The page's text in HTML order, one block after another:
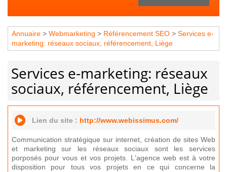
Annuaire > Webmarketing > Référencement SEO > Services e-
marketing: réseaux sociaux, référencement, Liège
Services e-marketing: réseaux
sociaux, référencement, Liège
Lien du site : http://www.webissimus.com/
Communication stratégique sur internet, création de sites Web
et marketing sur les réseaux sociaux sont les services
porposés pour vous et vos projets. L'agence web est à votre
disposition pour tous vos projets en ce qui concerne la